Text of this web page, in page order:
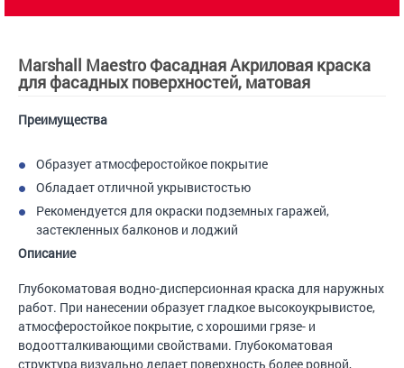
Marshall Maestro Фасадная Акриловая краска
для фасадных поверхностей, матовая
Преимущества
Образует атмосферостойкое покрытие
Обладает отличной укрывистостью
Рекомендуется для окраски подземных гаражей,
застекленных балконов и лоджий
Описание
Глубокоматовая водно-дисперсионная краска для наружных
работ. При нанесении образует гладкое высокоукрывистое,
атмосферостойкое покрытие, с хорошими грязе- и
водоотталкивающими свойствами. Глубокоматовая
структура визуально делает поверхность более ровной,